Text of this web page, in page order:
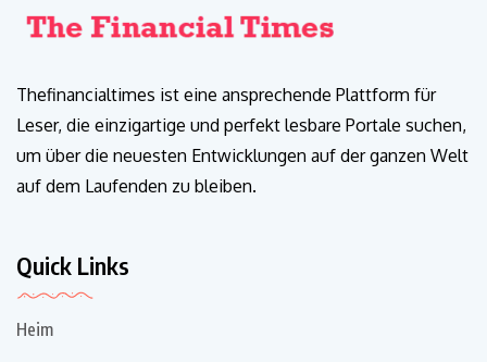
Thefinancialtimes ist eine ansprechende Plattform für
Leser, die einzigartige und perfekt lesbare Portale suchen,
um über die neuesten Entwicklungen auf der ganzen Welt
auf dem Laufenden zu bleiben.
Quick Links
Heim